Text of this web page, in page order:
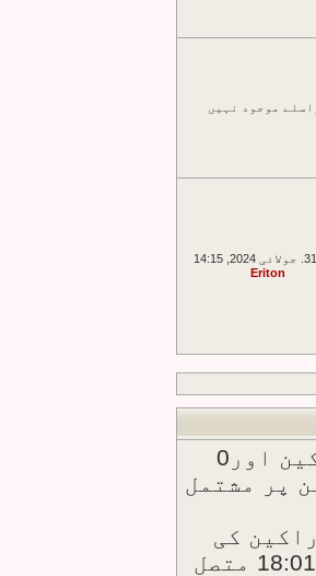
موجود نہیں
Eriton
:: 4 اراکین اور0
پر مشتمل
کی
جو بتاریخ: پیر 24. جون 2024, 18:01 متصل